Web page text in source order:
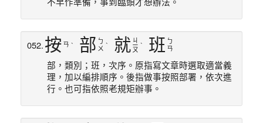
052.按 ㄢ ˋ 部 ㄅ
ㄨ ˋ 就 ㄐ
ㄧ
ㄡ
ˋ 班 ㄅ
ㄢ
部，類別；班，次序。原指寫文章時選取適當義
理，加以編排順序。後指做事按照部署，依次進
行。也可指依照老規矩辦事。